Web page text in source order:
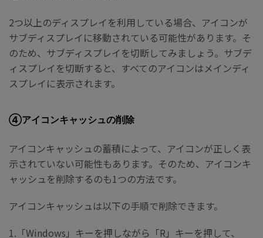
2つ以上のディスプレイを利用している場合、アイコンが
サブディスプレイに移動されている可能性があります。そ
のため、サブディスプレイを切断してみましょう。サブデ
ィスプレイを切断すると、すべてのアイコンはメインディ
スプレイに表示されます。
➃アイコンキャッシュの削除
アイコンキャッシュの蓄積によって、アイコンが正しく表
示されていない可能性もあります。そのため、アイコンキ
ャッシュを削除するのも1つの方法です。
アイコンキャッシュは以下の手順で削除できます。
1.「Windows」キーを押しながら「R」キーを押して、